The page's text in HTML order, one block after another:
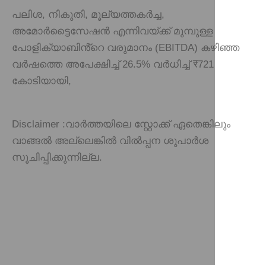
പലിശ, നികുതി, മൂല്യത്തകർച്ച,
അമോർട്ടൈസേഷൻ എന്നിവയ്ക്ക് മുമ്പുള്ള
പോളിക്യാബിൻ്റെ വരുമാനം (EBITDA) കഴിഞ്ഞ
വർഷത്തെ അപേക്ഷിച്ച് 26.5% വർധിച്ച് ₹721
കോടിയായി,
Disclaimer :വാർത്തയിലെ സ്റ്റോക്ക് ഏതെങ്കിലും
വാങ്ങൽ അല്ലെങ്കിൽ വിൽപ്പന ശുപാർശ
സൂചിപ്പിക്കുന്നില്ല.